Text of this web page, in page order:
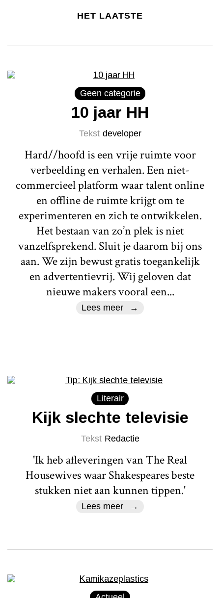
HET LAATSTE
Geen categorie
10 jaar HH
Tekst developer
Hard//hoofd is een vrije ruimte voor
verbeelding en verhalen. Een niet-
commercieel platform waar talent online
en offline de ruimte krijgt om te
experimenteren en zich te ontwikkelen.
Het bestaan van zo’n plek is niet
vanzelfsprekend. Sluit je daarom bij ons
aan. We zijn bewust gratis toegankelijk
en advertentievrij. Wij geloven dat
nieuwe makers vooral een...
Lees meer
Literair
Kijk slechte televisie
Tekst Redactie
'Ik heb afleveringen van The Real
Housewives waar Shakespeares beste
stukken niet aan kunnen tippen.'
Lees meer